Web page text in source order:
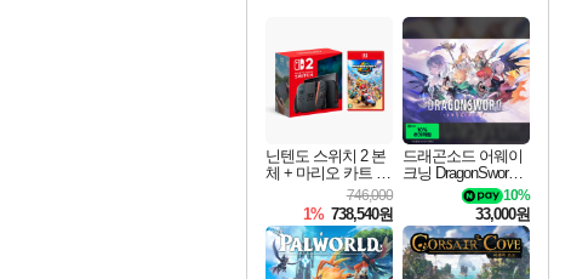
최대 90% 할인가를 만나보세요!
네이버혜택과 함께 만나보세요!
이니&베니 혜택까지!
네이버 혜택가와 함께 예약하세요!
할인&네이버혜택으로 만나보세요!
네이버페이 혜택과 만나보세요!
40주년 프로모션으로 만나보세요!
네이버 포인트 혜택까지!
할인가에 만나보세요!
일부 에디션 상시 할인!
혜택으로 예약 판매 중
편안하게 충전하세요
닌텐도 스위치 2 본
체 + 마리오 카트 월
746,000
1% 738,540원
드래곤소드 어웨이
크닝 DragonSword A
10%
33,000원